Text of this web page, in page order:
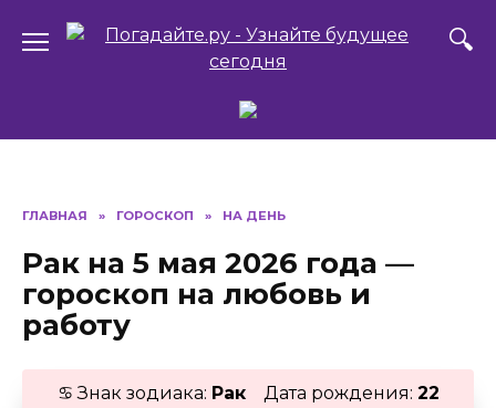
ГЛАВНАЯ » ГОРОСКОП » НА ДЕНЬ
Рак на 5 мая 2026 года —
гороскоп на любовь и
работу
♋ Знак зодиака: РакДата рождения: 22